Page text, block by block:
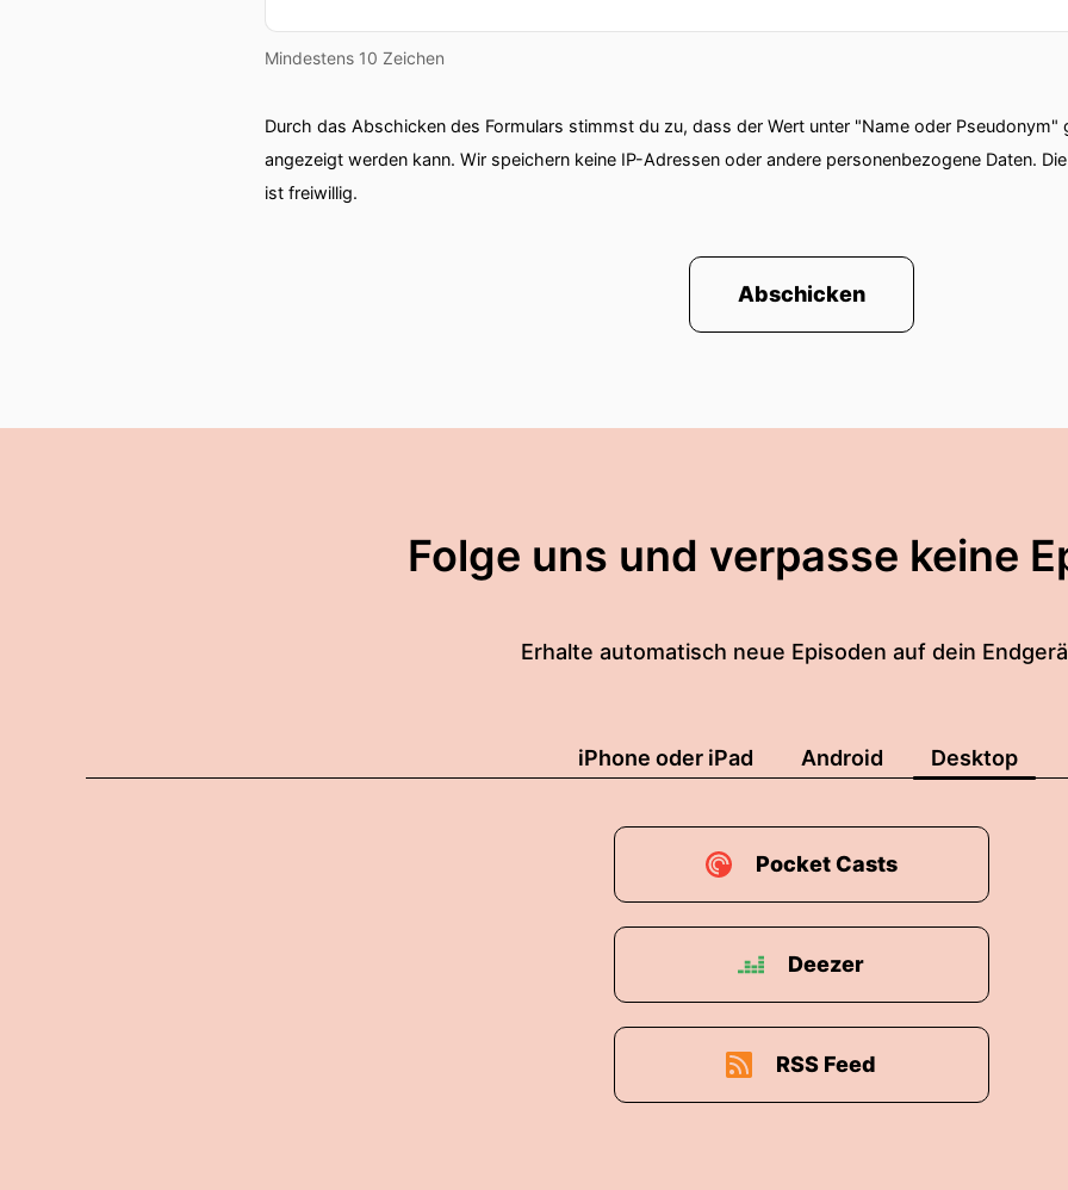
Mindestens 10 Zeichen
Durch das Abschicken des Formulars stimmst du zu, dass der Wert unter "Name oder
angezeigt werden kann. Wir speichern keine IP-Adressen oder andere personenbezogene Daten.
ist freiwillig.
Abschicken
Folge uns und verpasse keine
Erhalte automatisch neue Episoden auf dein
iPhone oder iPad Android Desktop
Pocket Casts
Deezer
RSS Feed